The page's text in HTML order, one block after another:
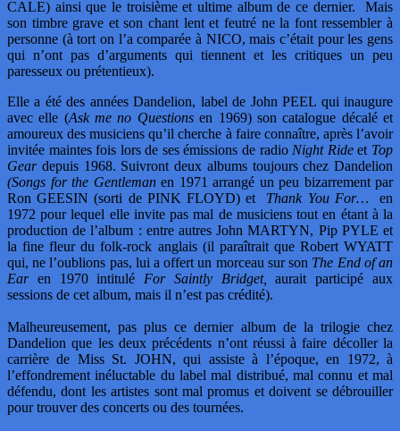
CALE) ainsi que le troisième et ultime album de ce dernier. Mais
son timbre grave et son chant lent et feutré ne la font ressembler à
personne (à tort on l’a comparée à NICO, mais c’était pour les gens
qui n’ont pas d’arguments qui tiennent et les critiques un peu
paresseux ou prétentieux).
Elle a été des années Dandelion, label de John PEEL qui inaugure
avec elle (Ask me no Questionsen 1969) son catalogue décalé et
amoureux des musiciens qu’il cherche à faire connaître, après l’avoir
invitée maintes fois lors de ses émissions de radio Night Rideet Top
Geardepuis 1968. Suivront deux albums toujours chez Dandelion
(Songs for the Gentleman en 1971 arrangé un peu bizarrement par
Ron GEESIN (sorti de PINK FLOYD) et
Thank You For…
en
1972 pour lequel elle invite pas mal de musiciens tout en étant à la
production de l’album : entre autres John MARTYN, Pip PYLE et
la fine fleur du folk-rock anglais (il paraîtrait que Robert WYATT
qui, ne l’oublions pas, lui a offert un morceau sur son The End of an
Ear en 1970 intitulé For Saintly Bridget,
aurait participé aux
sessions de cet album, mais il n’est pas crédité).
Malheureusement, pas plus ce dernier album de la trilogie chez
Dandelion que les deux précédents n’ont réussi à faire décoller la
carrière de Miss St. JOHN, qui assiste à l’époque, en 1972, à
l’effondrement inéluctable du label mal distribué, mal connu et mal
défendu, dont les artistes sont mal promus et doivent se débrouiller
pour trouver des concerts ou des tournées.